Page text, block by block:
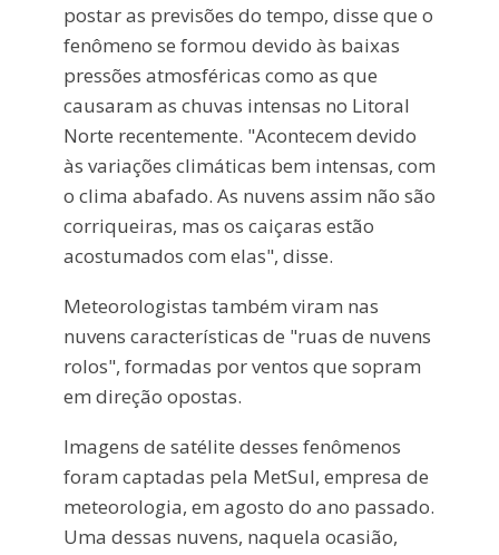
postar as previsões do tempo, disse que o
fenômeno se formou devido às baixas
pressões atmosféricas como as que
causaram as chuvas intensas no Litoral
Norte recentemente. "Acontecem devido
às variações climáticas bem intensas, com
o clima abafado. As nuvens assim não são
corriqueiras, mas os caiçaras estão
acostumados com elas", disse.
Meteorologistas também viram nas
nuvens características de "ruas de nuvens
rolos", formadas por ventos que sopram
em direção opostas.
Imagens de satélite desses fenômenos
foram captadas pela MetSul, empresa de
meteorologia, em agosto do ano passado.
Uma dessas nuvens, naquela ocasião,